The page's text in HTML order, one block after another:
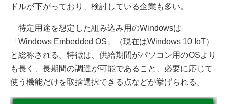
ドルが下がっており、検討している企業も多い。
特定用途を想定した組み込み用のWindowsは
「Windows Embedded OS」（現在はWindows 10 IoT）
と総称される。特徴は、供給期間がパソコン用のOSより
も長く、長期間の調達が可能であること、必要に応じて
使う機能だけを取捨選択できる点などが挙げられる。